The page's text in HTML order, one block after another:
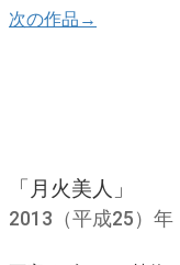
次の作品→
「月火美人」
2013（平成25）年